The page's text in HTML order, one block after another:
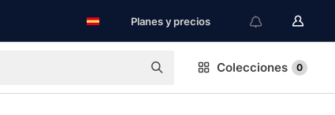
Planes y precios
Colecciones 0